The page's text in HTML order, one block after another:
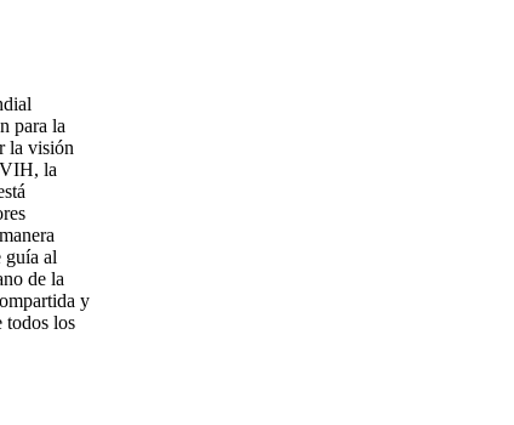
para la
la visión
la
guía al
de la
y
todos los